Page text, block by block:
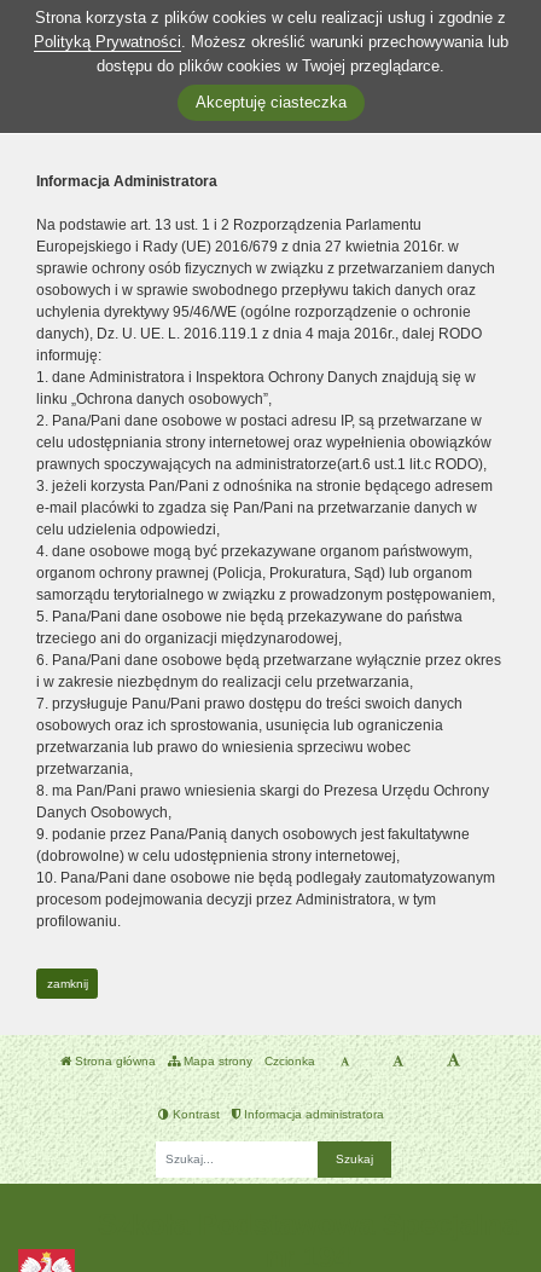
Strona korzysta z plików cookies w celu realizacji usług i zgodnie z
Polityką Prywatności. Możesz określić warunki przechowywania lub
dostępu do plików cookies w Twojej przeglądarce.
Akceptuję ciasteczka
Informacja Administratora
Na podstawie art. 13 ust. 1 i 2 Rozporządzenia Parlamentu
Europejskiego i Rady (UE) 2016/679 z dnia 27 kwietnia 2016r. w
sprawie ochrony osób fizycznych w związku z przetwarzaniem danych
osobowych i w sprawie swobodnego przepływu takich danych oraz
uchylenia dyrektywy 95/46/WE (ogólne rozporządzenie o ochronie
danych), Dz. U. UE. L. 2016.119.1 z dnia 4 maja 2016r., dalej RODO
informuję:
1. dane Administratora i Inspektora Ochrony Danych znajdują się w
linku „Ochrona danych osobowych”,
2. Pana/Pani dane osobowe w postaci adresu IP, są przetwarzane w
celu udostępniania strony internetowej oraz wypełnienia obowiązków
prawnych spoczywających na administratorze(art.6 ust.1 lit.c RODO),
3. jeżeli korzysta Pan/Pani z odnośnika na stronie będącego adresem
e-mail placówki to zgadza się Pan/Pani na przetwarzanie danych w
celu udzielenia odpowiedzi,
4. dane osobowe mogą być przekazywane organom państwowym,
organom ochrony prawnej (Policja, Prokuratura, Sąd) lub organom
samorządu terytorialnego w związku z prowadzonym postępowaniem,
5. Pana/Pani dane osobowe nie będą przekazywane do państwa
trzeciego ani do organizacji międzynarodowej,
6. Pana/Pani dane osobowe będą przetwarzane wyłącznie przez okres
i w zakresie niezbędnym do realizacji celu przetwarzania,
7. przysługuje Panu/Pani prawo dostępu do treści swoich danych
osobowych oraz ich sprostowania, usunięcia lub ograniczenia
przetwarzania lub prawo do wniesienia sprzeciwu wobec
przetwarzania,
8. ma Pan/Pani prawo wniesienia skargi do Prezesa Urzędu Ochrony
Danych Osobowych,
9. podanie przez Pana/Panią danych osobowych jest fakultatywne
(dobrowolne) w celu udostępnienia strony internetowej,
10. Pana/Pani dane osobowe nie będą podlegały zautomatyzowanym
procesom podejmowania decyzji przez Administratora, w tym
profilowaniu.
zamknij
Strona główna Mapa strony Czcionka
Kontrast Informacja administratora
Fraza